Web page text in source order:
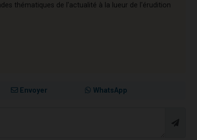
thématiques de l'actualité à la lueur de l'érudition
Envoyer WhatsApp